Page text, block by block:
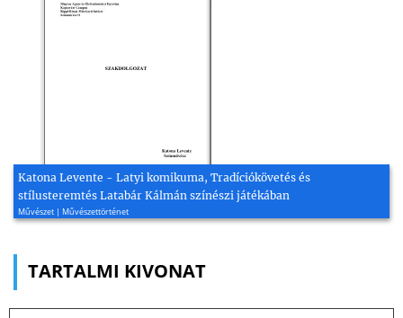
Katona Levente - Latyi komikuma, Tradíciókövetés és
stílusteremtés Latabár Kálmán színészi játékában
Művészet | Művészettörténet
TARTALMI KIVONAT